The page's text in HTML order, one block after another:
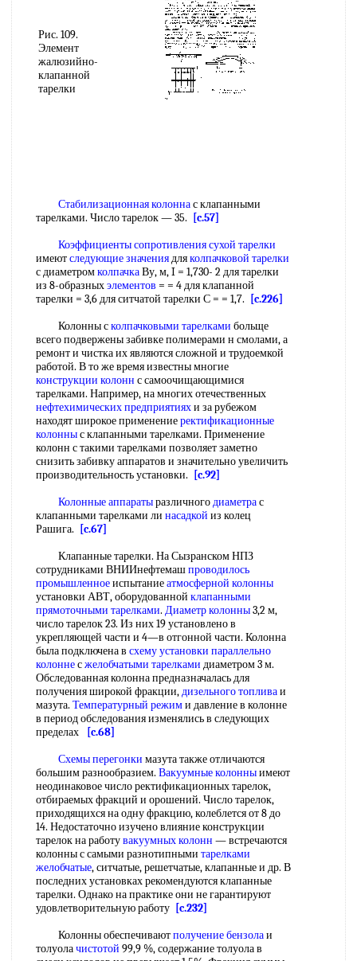
Рис. 109.
Элемент
жалюзийно-
клапанной
тарелки
Стабилизационная колоннас клапанными
тарелками. Число тарелок — 35.
[c.57]
Коэффициенты сопротивления сухой тарелки
имеютследующиезначениядляколпачковой тарелки
с диаметромколпачкаВу, м, I = 1,730- 2 для тарелки
из 8-образныхэлементов = = 4 для клапанной
тарелки = 3,6 для ситчатой тарелки С = = 1,7.
[c.226]
Колонны сколпачковыми тарелками больще
всего подвержены забивке полимерами н смолами, а
ремонт и чистка их являются сложной и трудоемкой
работой. В то же время известны многие
конструкции колонн с самоочищающимися
тарелками. Например, на многих отечественных
нефтехимических предприятияхи за рубежом
находят широкое применениеректификационные
колонныс клапанными тарелками. Применение
колонн с такими тарелками позволяет заметно
снизить забивку аппаратов и значительно увеличить
производительность установки.
[c.92]
Колонные аппаратыразличногодиаметрас
клапанными тарелками ли насадкой из колец
Рашига.
[c.67]
Клапанные тарелки. На Сызранском НПЗ
сотрудниками ВНИИнефтемашпроводилось
промышленноеиспытаниеатмосферной колонны
установки АВТ, оборудованной клапанными
прямоточными тарелками. Диаметр колонны3,2 м,
число тарелок 23. Из них 19 установлено в
укрепляющей части и 4—в отгонной части. Колонна
была подключена в схему установки параллельно
колоннесжелобчатыми тарелками диаметром 3 м.
Обследованная колонна предназначалась для
получения широкой фракции,дизельного топливаи
мазута. Температурный режими давление в колонне
в период обследования изменялись в следующих
пределах
[c.68]
Схемы перегонки мазута также отличаются
большим разнообразием. Вакуумные колонныимеют
неодинаковое число ректификационных тарелок,
отбираемых фракций и орошений. Число тарелок,
приходящихся на одну фракцию, колеблется от 8 до
14. Недостаточно изучено влияние конструкции
тарелок на работувакуумных колонн — встречаются
колонны с самыми разнотипными тарелками
желобчатые, ситчатые, решетчатые, клапанные и др. В
последних установках рекомендуются клапанные
тарелки. Однако на практике они не гарантируют
удовлетворительную работу [c.232]
Колонны обеспечиваютполучение бензолаи
толуолачистотой 99,9 %, содержание толуола в